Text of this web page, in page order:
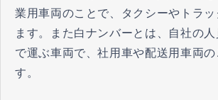
業用車両のことで、タクシーやトラ
ます。また白ナンバーとは、自社の
で運ぶ車両で、社用車や配送用車両の
す。